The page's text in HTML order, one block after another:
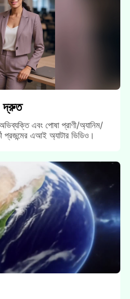
দ্রুত
এবং পোষা প্রাণী/অ্যানিম/
প্রজন্মের এআই অ্যাটার ভিডিও।